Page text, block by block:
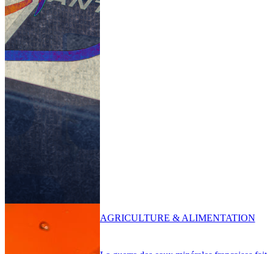
AGRICULTURE & ALIMENTATION